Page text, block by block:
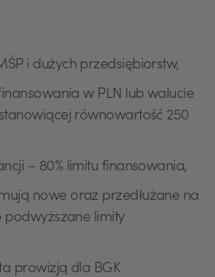
i dużych przedsiębiorstw,
w PLN lub walucie
równowartość 250
– 80% limitu finansowania,
nowe oraz przedłużane na
podwyższane limity
prowizją dla BGK